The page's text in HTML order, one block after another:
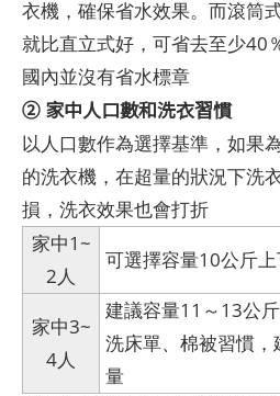
衣機，確保省水效果。而滾筒
就比直立式好，可省去至少40
國內並沒有省水標章
② 家中人口數和洗衣習慣
以人口數作為選擇基準，如果
的洗衣機，在超量的狀況下洗
損，洗衣效果也會打折
家中1~
2人
可選擇容量10公斤
家中3~
4人
建議容量11～13公
洗床單、棉被習慣
量